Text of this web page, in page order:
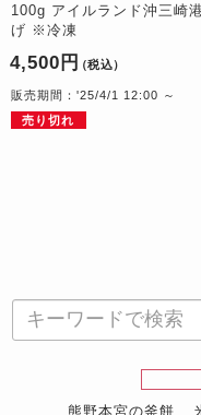
100g アイルランド沖三崎
げ ※冷凍
4,500円 （税込）
販売期間：'25/4/1 12:00 ～
売り切れ
熊野本宮の釜餅